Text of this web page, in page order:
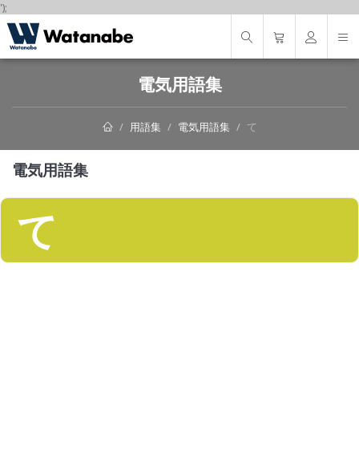
');
電気用語集
用語集 電気用語集 て
電気用語集
て